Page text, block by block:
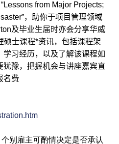
“Lessons from Major Projects;
，助你于项目管理领域
及毕业生届时亦会分享华威
硕士课程*资讯，包括课程架
习经历，以及了解该课程如
豫，把握机会与讲座嘉宾直
名费
别雇主可酌情决定是否承认